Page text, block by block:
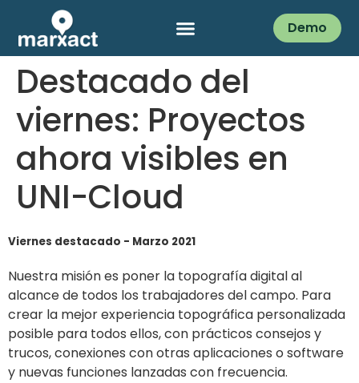
Demo
Destacado del
viernes: Proyectos
ahora visibles en
UNI-Cloud
Viernes destacado - Marzo 2021
Nuestra misión es poner la topografía digital al
alcance de todos los trabajadores del campo. Para
crear la mejor experiencia topográfica personalizada
posible para todos ellos, con prácticos consejos y
trucos, conexiones con otras aplicaciones o software
y nuevas funciones lanzadas con frecuencia.